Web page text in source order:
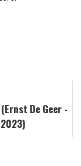
De Geer -
2023)